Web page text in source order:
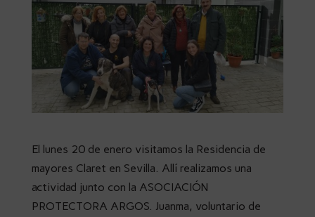
El lunes 20 de enero visitamos la Residencia de
mayores Claret en Sevilla. Allí realizamos una
actividad junto con la ASOCIACIÓN
PROTECTORA ARGOS. Juanma, voluntario de